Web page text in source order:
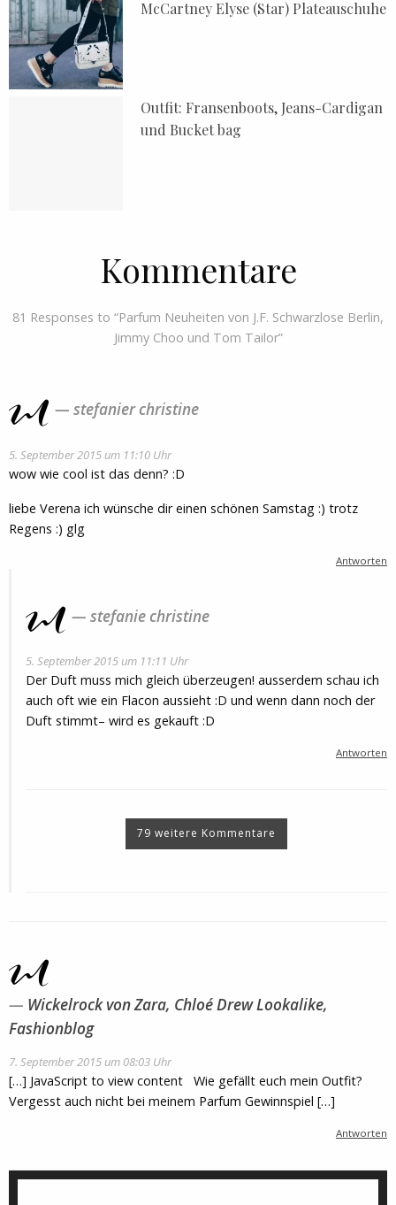
McCartney Elyse (Star) Plateauschuhe
Outfit: Fransenboots, Jeans-Cardigan
und Bucket bag
Kommentare
81 Responses to “Parfum Neuheiten von J.F. Schwarzlose Berlin,
Jimmy Choo und Tom Tailor”
stefanier christine
5. September 2015 um 11:10 Uhr
wow wie cool ist das denn? :D
liebe Verena ich wünsche dir einen schönen Samstag :) trotz
Regens :) glg
Antworten
stefanie christine
5. September 2015 um 11:11 Uhr
Der Duft muss mich gleich überzeugen! ausserdem schau ich
auch oft wie ein Flacon aussieht :D und wenn dann noch der
Duft stimmt– wird es gekauft :D
Antworten
79 weitere Kommentare
Wickelrock von Zara, Chloé Drew Lookalike,
Fashionblog
7. September 2015 um 08:03 Uhr
[…] JavaScript to view content Wie gefällt euch mein Outfit?
Vergesst auch nicht bei meinem Parfum Gewinnspiel […]
Antworten